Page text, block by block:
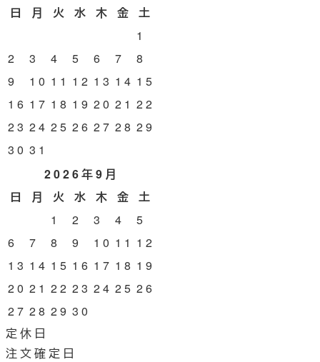
日
月 火 水 木 金
土
1
2
3 4 5 6 7
8
9
10 11 12 13 14 15
16 17 18 19 20 21 22
23 24 25 26 27 28 29
30 31
2026年9月
日
月 火 水 木 金
土
1
2 3 4
5
6
7 8 9 10 11 12
13 14 15 16 17 18 19
20 21 22 23 24 25 26
27 28 29 30
定休日
注文確定日